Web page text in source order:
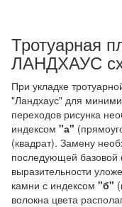
Тротуарная
ЛАНДХАУС
При укладке
"Ландхаус" для
переходов рисунка
индексом "а"
(квадрат). Замену
последующей
выразительности
камни с индексом "б"
волокна цвета